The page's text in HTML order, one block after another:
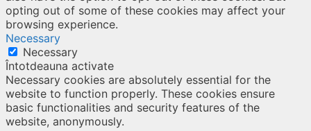
opting out of some of these cookies may affect your
browsing experience.
Necessary
Necessary
Întotdeauna activate
Necessary cookies are absolutely essential for the
website to function properly. These cookies ensure
basic functionalities and security features of the
website, anonymously.